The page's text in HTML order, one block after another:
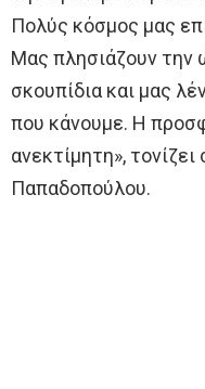
Πολύς κόσμος μας
Μας πλησιάζουν την
σκουπίδια και μας
που κάνουμε. Η
ανεκτίμητη»,
Παπαδοπούλου.